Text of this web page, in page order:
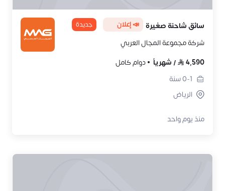
سائق شاحنة صغيرة 📣 إعلان جديدة
شركة مجموعة المجال العربي
4,590
/ شهرياً
دوام كامل
0-1سنة
الرياض
منذ يوم واحد